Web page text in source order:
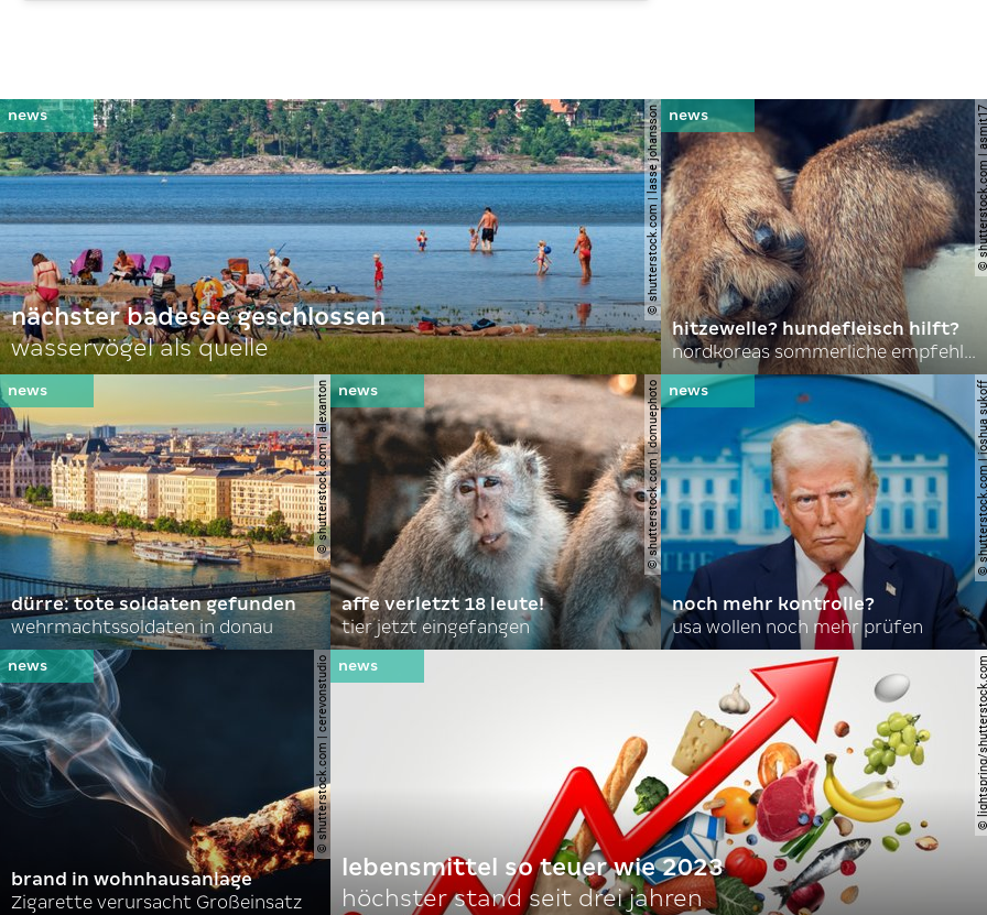
© shutterstock.com | lasse johansson
nächster badesee geschlossen
wasservögel als quelle
©
hitzewelle? hundefleisch hilft?
nordkoreas sommerliche empfehlungen
© shutterstock.com | alexanton
dürre: tote soldaten gefunden
wehrmachtssoldaten in donau
© shutterstock.com | domuephoto
affe verletzt 18 leute!
tier jetzt eingefangen
©
noch mehr kontrolle?
usa wollen noch mehr prüfen
© shutterstock.com | cerevonstudio
brand in wohnhausanlage
Zigarette verursacht Großeinsatz
© lightspring/
lebensmittel so teuer wie 2023
höchster stand seit drei jahren